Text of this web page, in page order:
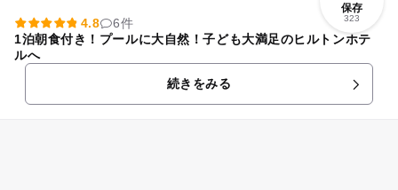
保存
323
4.8
6件
1泊朝食付き！プールに大自然！子ども大満足のヒルトンホテ
ルへ
続きをみる